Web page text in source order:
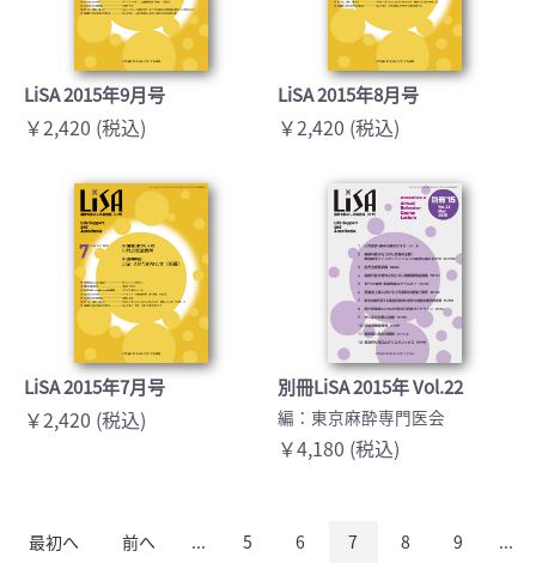
LiSA 2015年9月号
￥2,420 (税込)
LiSA 2015年8月号
￥2,420 (税込)
LiSA 2015年7月号
￥2,420 (税込)
別冊LiSA 2015年 Vol.22
編：東京麻酔専門医会
￥4,180 (税込)
最初へ 前へ ... 5 6 7 8 9
...